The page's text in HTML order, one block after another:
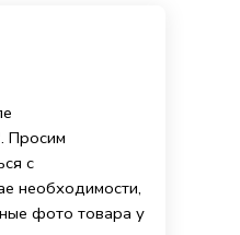
Просим
с
необходимости,
фото товара у